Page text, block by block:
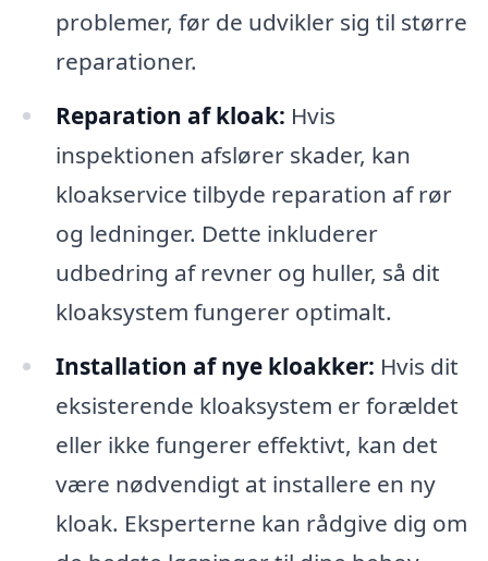
problemer, før de udvikler sig til større
reparationer.
Reparation af kloak: Hvis
inspektionen afslører skader, kan
kloakservice tilbyde reparation af rør
og ledninger. Dette inkluderer
udbedring af revner og huller, så dit
kloaksystem fungerer optimalt.
Installation af nye kloakker: Hvis dit
eksisterende kloaksystem er forældet
eller ikke fungerer effektivt, kan det
være nødvendigt at installere en ny
kloak. Eksperterne kan rådgive dig om